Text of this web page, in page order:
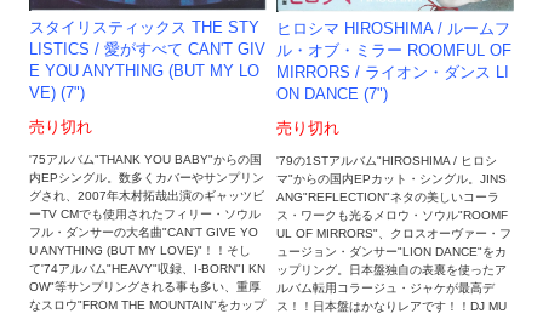
スタイリスティックス THE STY
LISTICS / 愛がすべて CAN'T GIV
E YOU ANYTHING (BUT MY LO
VE) (7")
売り切れ
'75アルバム"THANK YOU BABY"からの国
内EPシングル。数多くカバーやサンプリン
グされ、2007年木村拓哉出演のギャッツビ
ーTV CMでも使用されたフィリー・ソウル
フル・ダンサーの大名曲"CAN'T GIVE YO
U ANYTHING (BUT MY LOVE)"！！そし
て'74アルバム"HEAVY"収録、I-BORN"I KN
OW"等サンプリングされる事も多い、重厚
なスロウ"FROM THE MOUNTAIN"をカップ
ヒロシマ HIROSHIMA / ルームフ
ル・オブ・ミラー ROOMFUL OF
MIRRORS / ライオン・ダンス LI
ON DANCE (7")
売り切れ
'79の1STアルバム"HIROSHIMA / ヒロシ
マ"からの国内EPカット・シングル。JINS
ANG"REFLECTION"ネタの美しいコーラ
ス・ワークも光るメロウ・ソウル"ROOMF
UL OF MIRRORS"、クロスオーヴァー・フ
ュージョン・ダンサー"LION DANCE"をカ
ップリング。日本盤独自の表裏を使ったア
ルバム転用コラージュ・ジャケが最高デ
ス！！日本盤はかなりレアです！！DJ MU